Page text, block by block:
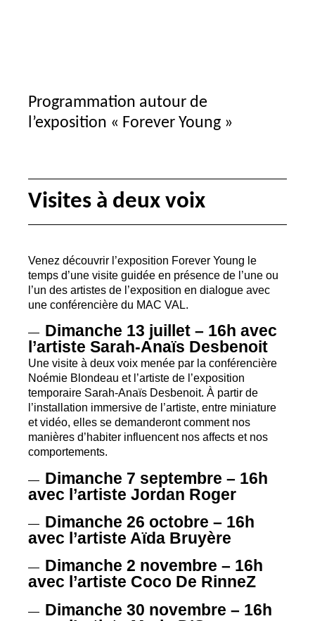
Programmation autour de
l’exposition « Forever Young »
Visites à deux voix
Venez découvrir l’exposition Forever Young le
temps d’une visite guidée en présence de l’une ou
l’un des artistes de l’exposition en dialogue avec
une conférencière du MAC VAL.
— Dimanche 13 juillet – 16h avec
l’artiste Sarah-Anaïs Desbenoit
Une visite à deux voix menée par la conférencière
Noémie Blondeau et l’artiste de l’exposition
temporaire Sarah-Anaïs Desbenoit. À partir de
l’installation immersive de l’artiste, entre miniature
et vidéo, elles se demanderont comment nos
manières d’habiter influencent nos affects et nos
comportements.
— Dimanche 7 septembre – 16h
avec l’artiste Jordan Roger
— Dimanche 26 octobre – 16h
avec l’artiste Aïda Bruyère
— Dimanche 2 novembre – 16h
avec l’artiste Coco De RinneZ
— Dimanche 30 novembre – 16h